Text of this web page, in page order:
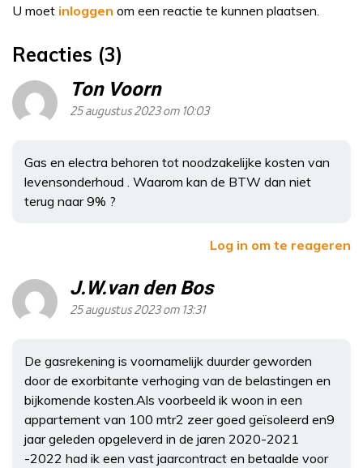
U moet inloggen om een reactie te kunnen plaatsen.
Reacties (3)
Ton Voorn
25 augustus 2023 om 10:03
Gas en electra behoren tot noodzakelijke kosten van
levensonderhoud . Waarom kan de BTW dan niet
terug naar 9% ?
Log in om te reageren
J.W.van den Bos
25 augustus 2023 om 13:31
De gasrekening is voornamelijk duurder geworden
door de exorbitante verhoging van de belastingen en
bijkomende kosten.Als voorbeeld ik woon in een
appartement van 100 mtr2 zeer goed geïsoleerd en9
jaar geleden opgeleverd in de jaren 2020-2021
-2022 had ik een vast jaarcontract en betaalde voor